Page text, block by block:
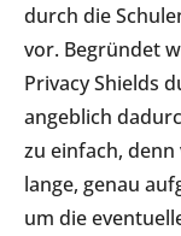
durch die
vor. Begründet
Privacy Shields
angeblich
zu einfach,
lange, genau
um die